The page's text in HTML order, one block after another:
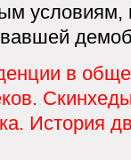
условиям,
в
История